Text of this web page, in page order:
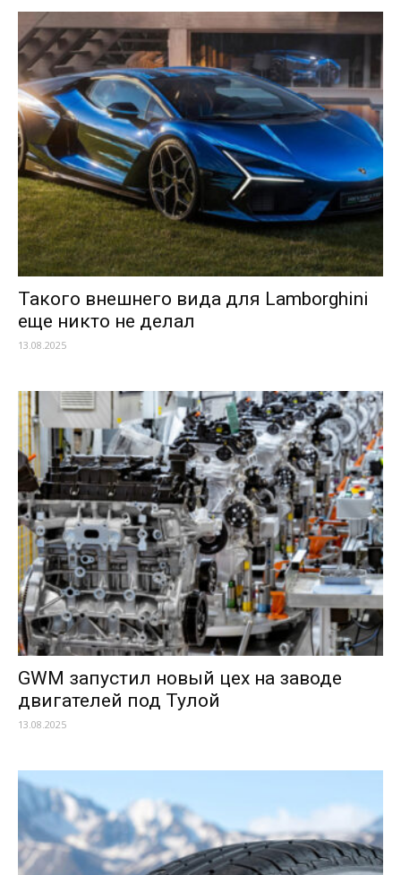
Такого внешнего вида для Lamborghini
еще никто не делал
13.08.2025
GWM запустил новый цех на заводе
двигателей под Тулой
13.08.2025